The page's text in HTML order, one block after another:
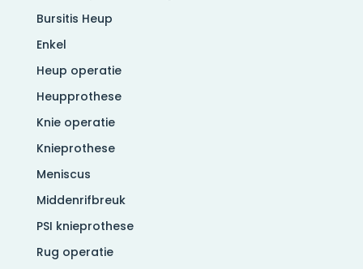
Bursitis Heup
Enkel
Heup operatie
Heupprothese
Knie operatie
Knieprothese
Meniscus
Middenrifbreuk
PSI knieprothese
Rug operatie